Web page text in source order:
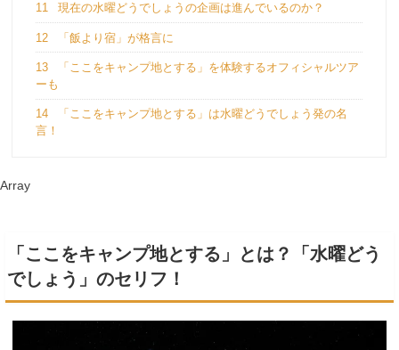
11 現在の水曜どうでしょうの企画は進んでいるのか？
12 「飯より宿」が格言に
13
「ここをキャンプ地とする」を体験するオフィシャルツア
ーも
14
「ここをキャンプ地とする」は水曜どうでしょう発の名
言！
Array
「ここをキャンプ地とする」とは？「水曜どう
でしょう」のセリフ！